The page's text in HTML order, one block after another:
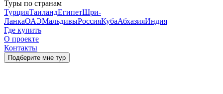
Туры по странам
ТурцияТаиландЕгипетШри-
ЛанкаОАЭМальдивыРоссияКубаАбхазияИндия
Где купить
О проекте
Контакты
Подберите мне тур